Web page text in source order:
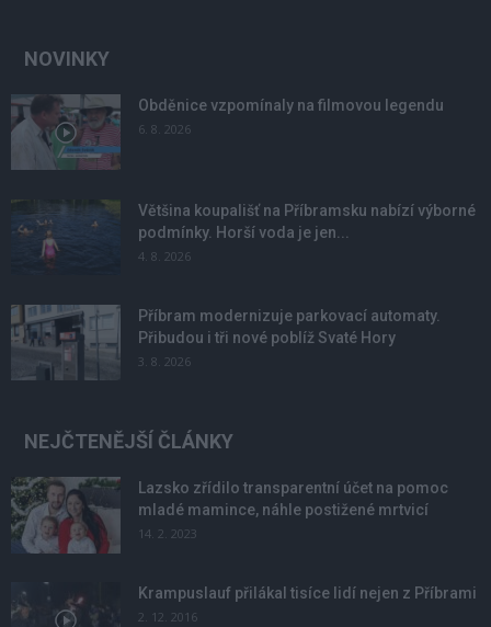
NOVINKY
Obděnice vzpomínaly na filmovou legendu
6. 8. 2026
Většina koupališť na Příbramsku nabízí výborné
podmínky. Horší voda je jen...
4. 8. 2026
Příbram modernizuje parkovací automaty.
Přibudou i tři nové poblíž Svaté Hory
3. 8. 2026
NEJČTENĚJŠÍ ČLÁNKY
Lazsko zřídilo transparentní účet na pomoc
mladé mamince, náhle postižené mrtvicí
14. 2. 2023
Krampuslauf přilákal tisíce lidí nejen z Příbrami
2. 12. 2016